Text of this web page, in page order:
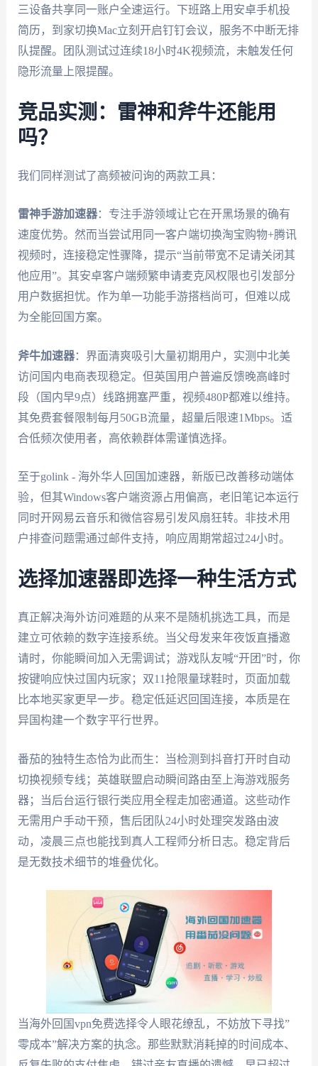
三设备共享同一账户全速运行。下班路上用安卓手机投
简历，到家切换Mac立刻开启钉钉会议，服务不中断无排
队提醒。团队测试过连续18小时4K视频流，未触发任何
隐形流量上限提醒。
竞品实测：雷神和斧牛还能用
吗？
我们同样测试了高频被问询的两款工具：
雷神手游加速器：专注手游领域让它在开黑场景的确有
速度优势。然而当尝试用同一客户端切换淘宝购物+腾讯
视频时，连接稳定性骤降，提示“当前带宽不足请关闭其
他应用”。其安卓客户端频繁申请麦克风权限也引发部分
用户数据担忧。作为单一功能手游搭档尚可，但难以成
为全能回国方案。
斧牛加速器：界面清爽吸引大量初期用户，实测中北美
访问国内电商表现稳定。但英国用户普遍反馈晚高峰时
段（国内早9点）线路拥塞严重，视频480P都难以维持。
其免费套餐限制每月50GB流量，超量后限速1Mbps。适
合低频次使用者，高依赖群体需谨慎选择。
至于golink - 海外华人回国加速器，新版已改善移动端体
验，但其Windows客户端资源占用偏高，老旧笔记本运行
同时开网易云音乐和微信容易引发风扇狂转。非技术用
户排查问题需通过邮件支持，响应周期常超过24小时。
选择加速器即选择一种生活方式
真正解决海外访问难题的从来不是随机挑选工具，而是
建立可依赖的数字连接系统。当父母发来年夜饭直播邀
请时，你能瞬间加入无需调试；游戏队友喊“开团”时，你
按键响应快过国内玩家；双11抢限量球鞋时，页面加载
比本地买家更早一步。稳定低延迟回国连接，本质是在
异国构建一个数字平行世界。
番茄的独特生态恰为此而生：当检测到抖音打开时自动
切换视频专线；英雄联盟启动瞬间路由至上海游戏服务
器；当后台运行银行类应用全程走加密通道。这些动作
无需用户手动干预，售后团队24小时处理突发路由波
动，凌晨三点也能找到真人工程师分析日志。稳定背后
是无数技术细节的堆叠优化。
当海外回国vpn免费选择令人眼花缭乱，不妨放下寻找”
零成本”解决方案的执念。那些默默消耗掉的时间成本、